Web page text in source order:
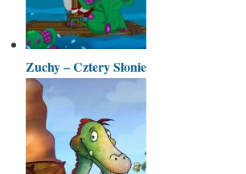
Zuchy – Cztery Słonie